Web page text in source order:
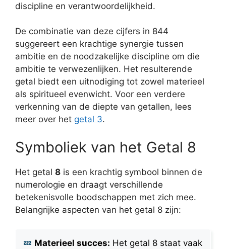
discipline en verantwoordelijkheid.
De combinatie van deze cijfers in 844
suggereert een krachtige synergie tussen
ambitie en de noodzakelijke discipline om die
ambitie te verwezenlijken. Het resulterende
getal biedt een uitnodiging tot zowel materieel
als spiritueel evenwicht. Voor een verdere
verkenning van de diepte van getallen, lees
meer over het getal 3.
Symboliek van het Getal 8
Het getal 8 is een krachtig symbool binnen de
numerologie en draagt verschillende
betekenisvolle boodschappen met zich mee.
Belangrijke aspecten van het getal 8 zijn:
Materieel succes: Het getal 8 staat vaak